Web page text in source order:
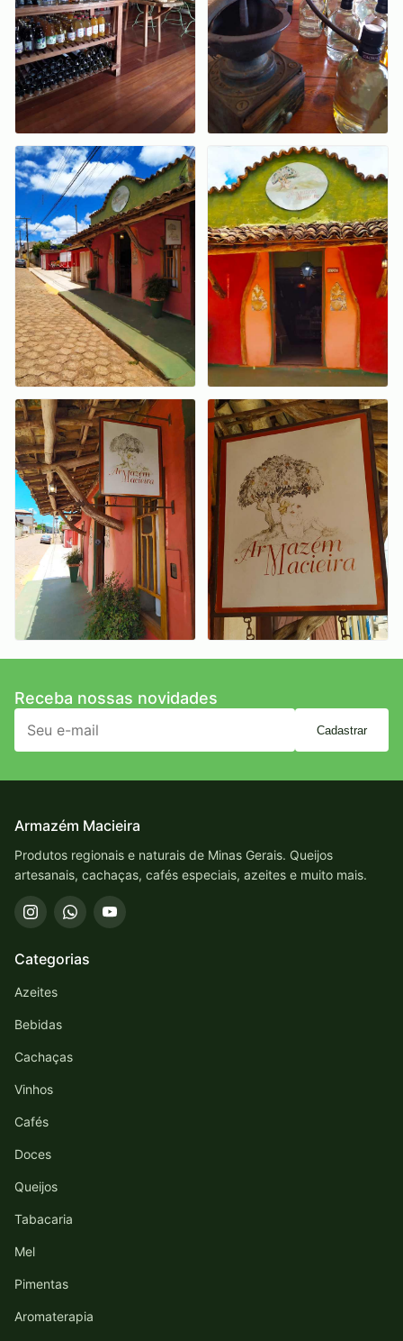
Receba nossas novidades
Cadastrar
Armazém Macieira
Produtos regionais e naturais de Minas Gerais. Queijos
artesanais, cachaças, cafés especiais, azeites e muito mais.
Categorias
Azeites
Bebidas
Cachaças
Vinhos
Cafés
Doces
Queijos
Tabacaria
Mel
Pimentas
Aromaterapia